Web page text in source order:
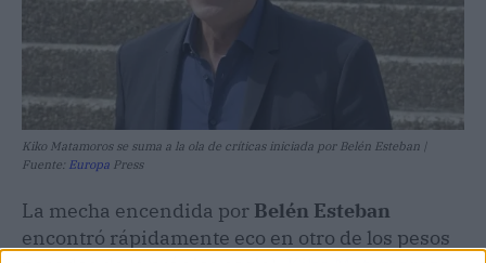
Kiko Matamoros se suma a la ola de críticas iniciada por Belén Esteban |
Fuente: Europa Press
La mecha encendida por Belén Esteban
encontró rápidamente eco en otro de los pesos